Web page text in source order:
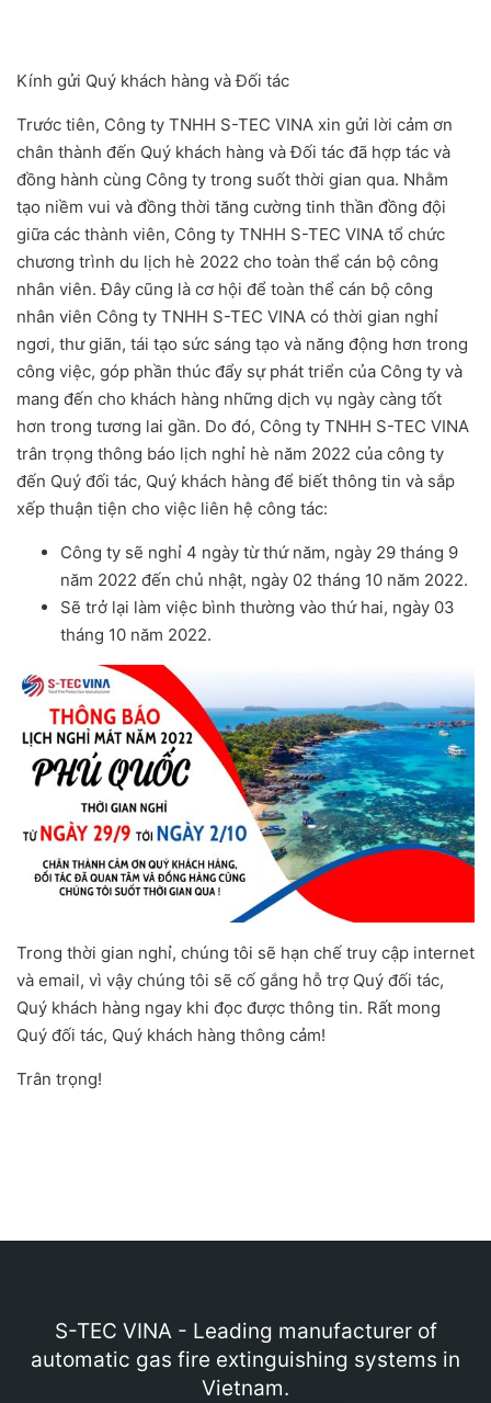
Kính gửi Quý khách hàng và Đối tác
Trước tiên, Công ty TNHH S-TEC VINA xin gửi lời cảm ơn
chân thành đến Quý khách hàng và Đối tác đã hợp tác và
đồng hành cùng Công ty trong suốt thời gian qua. Nhằm
tạo niềm vui và đồng thời tăng cường tinh thần đồng đội
giữa các thành viên, Công ty TNHH S-TEC VINA tổ chức
chương trình du lịch hè 2022 cho toàn thể cán bộ công
nhân viên. Đây cũng là cơ hội để toàn thể cán bộ công
nhân viên Công ty TNHH S-TEC VINA có thời gian nghỉ
ngơi, thư giãn, tái tạo sức sáng tạo và năng động hơn trong
công việc, góp phần thúc đẩy sự phát triển của Công ty và
mang đến cho khách hàng những dịch vụ ngày càng tốt
hơn trong tương lai gần. Do đó, Công ty TNHH S-TEC VINA
trân trọng thông báo lịch nghỉ hè năm 2022 của công ty
đến Quý đối tác, Quý khách hàng để biết thông tin và sắp
xếp thuận tiện cho việc liên hệ công tác:
Công ty sẽ nghỉ 4 ngày từ thứ năm, ngày 29 tháng 9
năm 2022 đến chủ nhật, ngày 02 tháng 10 năm 2022.
Sẽ trở lại làm việc bình thường vào thứ hai, ngày 03
tháng 10 năm 2022.
Trong thời gian nghỉ, chúng tôi sẽ hạn chế truy cập internet
và email, vì vậy chúng tôi sẽ cố gắng hỗ trợ Quý đối tác,
Quý khách hàng ngay khi đọc được thông tin. Rất mong
Quý đối tác, Quý khách hàng thông cảm!
Trân trọng!
S-TEC VINA - Leading manufacturer of
automatic gas fire extinguishing systems in
Vietnam.